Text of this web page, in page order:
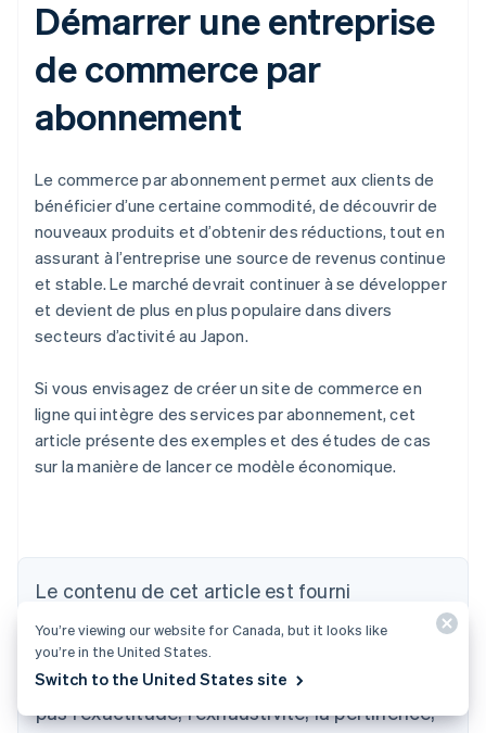
Démarrer une entreprise
de commerce par
abonnement
Le commerce par abonnement permet aux clients de
bénéficier d’une certaine commodité, de découvrir de
nouveaux produits et d’obtenir des réductions, tout en
assurant à l’entreprise une source de revenus continue
et stable. Le marché devrait continuer à se développer
et devient de plus en plus populaire dans divers
secteurs d’activité au Japon.
Si vous envisagez de créer un site de commerce en
ligne qui intègre des services par abonnement, cet
article présente des exemples et des études de cas
sur la manière de lancer ce modèle économique.
Le contenu de cet article est fourni
uniquement à des fins informatives et
pédagogiques. Il ne saurait constituer un
conseil juridique ou fiscal. Stripe ne garantit
pas l'exactitude, l'exhaustivité, la pertinence,
Allemagne
English
English
You’re viewing our website for Canada, but it looks like
you’re in the United States.
Switch to the United States site